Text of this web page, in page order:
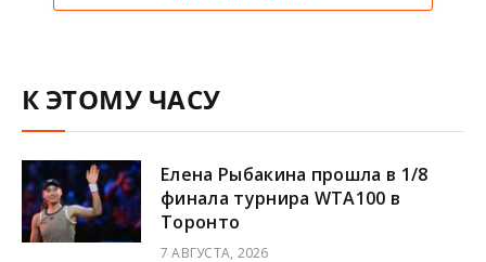
К ЭТОМУ ЧАСУ
Елена Рыбакина прошла в 1/8
финала турнира WTA100 в
Торонто
7 АВГУСТА, 2026